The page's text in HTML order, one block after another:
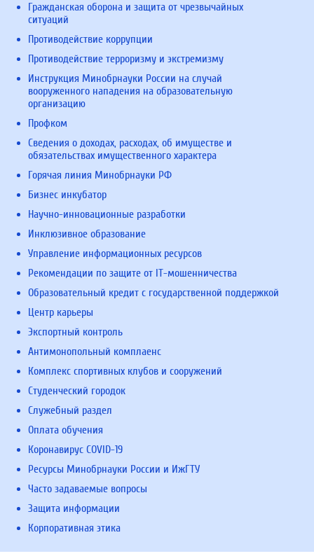
Гражданская оборона и защита от чрезвычайных
ситуаций
Противодействие коррупции
Противодействие терроризму и экстремизму
Инструкция Минобрнауки России на случай
вооруженного нападения на образовательную
организацию
Профком
Сведения о доходах, расходах, об имуществе и
обязательствах имущественного характера
Горячая линия Минобрнауки РФ
Бизнес инкубатор
Научно-инновационные разработки
Инклюзивное образование
Управление информационных ресурсов
Рекомендации по защите от IT-мошенничества
Образовательный кредит с государственной поддержкой
Центр карьеры
Экспортный контроль
Антимонопольный комплаенс
Комплекс спортивных клубов и сооружений
Студенческий городок
Служебный раздел
Оплата обучения
Коронавирус COVID-19
Ресурсы Минобрнауки России и ИжГТУ
Часто задаваемые вопросы
Защита информации
Корпоративная этика